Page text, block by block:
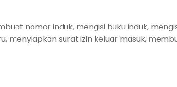
nomor induk, mengisi buku induk,
menyiapkan surat izin keluar masuk,